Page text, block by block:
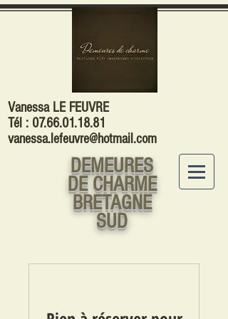
Vanessa LE FEUVRE
Tél : 07.66.01.18.81
vanessa.lefeuvre@hotmail.com
DEMEURES
DE CHARME
BRETAGNE
SUD